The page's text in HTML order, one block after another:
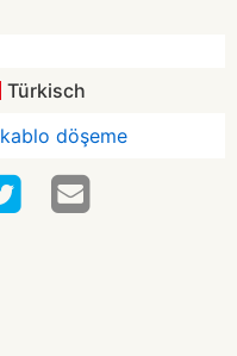
Türkisch
kablo döşeme